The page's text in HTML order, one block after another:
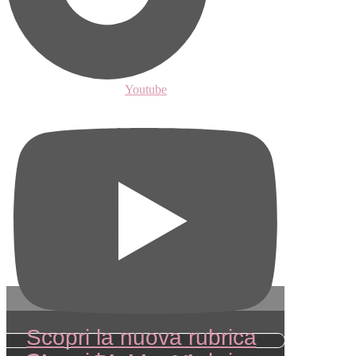
Youtube
Scopri la nuova rubrica